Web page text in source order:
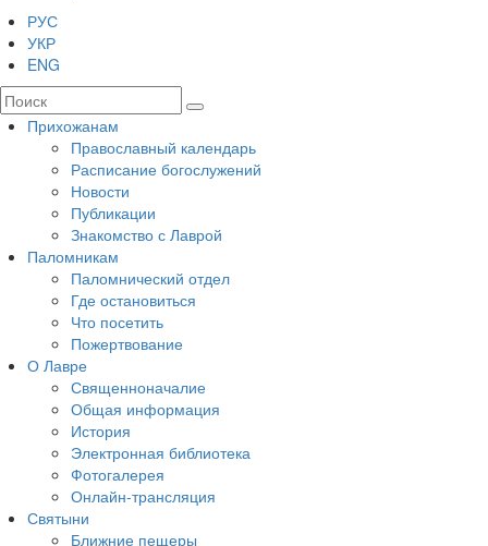
РУС
УКР
ENG
Прихожанам
Православный календарь
Расписание богослужений
Новости
Публикации
Знакомство с Лаврой
Паломникам
Паломнический отдел
Где остановиться
Что посетить
Пожертвование
О Лавре
Священноначалие
Общая информация
История
Электронная библиотека
Фотогалерея
Онлайн-трансляция
Святыни
Ближние пещеры